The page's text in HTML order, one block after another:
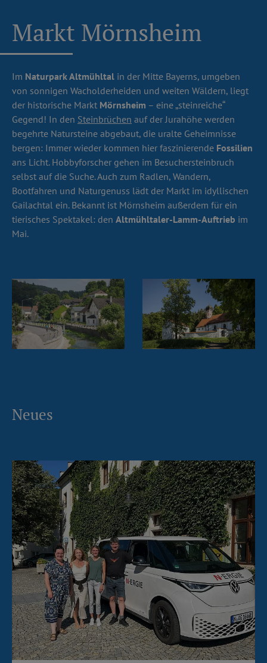
Markt Mörnsheim
Im Naturpark Altmühltal in der Mitte Bayerns, umgeben
von sonnigen Wacholderheiden und weiten Wäldern, liegt
der historische Markt Mörnsheim – eine „steinreiche“
Gegend! In den Steinbrüchen auf der Jurahöhe werden
begehrte Natursteine abgebaut, die uralte Geheimnisse
bergen: Immer wieder kommen hier faszinierende Fossilien
ans Licht. Hobbyforscher gehen im Besuchersteinbruch
selbst auf die Suche. Auch zum Radlen, Wandern,
Bootfahren und Naturgenuss lädt der Markt im idyllischen
Gailachtal ein. Bekannt ist Mörnsheim außerdem für ein
tierisches Spektakel: den Altmühltaler-Lamm-Auftrieb im
Mai.
Neues